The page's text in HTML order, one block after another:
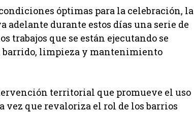
óptimas para la celebración, la
durante estos días una serie de
trabajos que se están ejecutando se
barrido, limpieza y mantenimiento
territorial que promueve el uso
vez que revaloriza el rol de los barrios